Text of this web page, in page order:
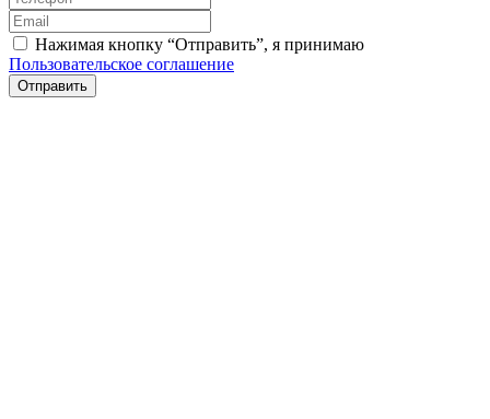
Нажимая кнопку “Отправить”, я принимаю
Пользовательское соглашение